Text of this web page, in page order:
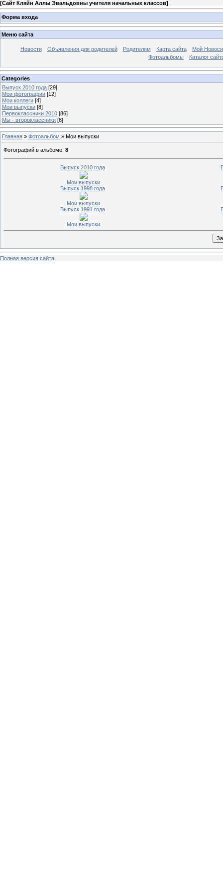
[Сайт Кляйн Аллы Эвальдовны учителя начальных классов]
Форма входа
Меню сайта
Новости Объявления для родителей Родителям Карта сайта
Мой
Фотоальбомы
Каталог
Categories
Выпуск 2010 года [29]
Мои фотографии [12]
Мои коллеги [4]
Мои выпуски [8]
Первоклассники 2010 [86]
Мы - второклассники [8]
Главная » Фотоальбом » Мои выпуски
Фотографий в альбоме: 8
Выпуск 2010 года
Мои выпуски
Выпуск 1998 года
Мои выпуски
Выпуск 1991 года
Мои выпуски
Полная версия сайта